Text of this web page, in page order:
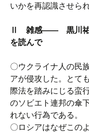
いかを再認識させられ
Ⅱ 雑感―― 黒川祐
を読んで
〇ウクライナ人の民
アが侵攻した。とて
際法を踏みにじる蛮
のソビエト連邦の傘
れない行為である。
〇ロシアはなぜこの